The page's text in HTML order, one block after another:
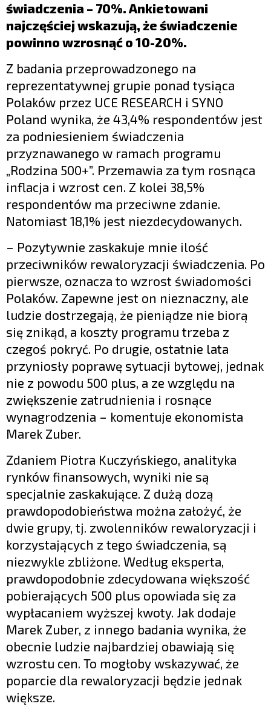
świadczenia – 70%. Ankietowani
najczęściej wskazują, że świadczenie
powinno wzrosnąć o 10-20%.
Z badania przeprowadzonego na
reprezentatywnej grupie ponad tysiąca
Polaków przez UCE RESEARCH i SYNO
Poland wynika, że 43,4% respondentów jest
za podniesieniem świadczenia
przyznawanego w ramach programu
„Rodzina 500+”. Przemawia za tym rosnąca
inflacja i wzrost cen. Z kolei 38,5%
respondentów ma przeciwne zdanie.
Natomiast 18,1% jest niezdecydowanych.
– Pozytywnie zaskakuje mnie ilość
przeciwników rewaloryzacji świadczenia. Po
pierwsze, oznacza to wzrost świadomości
Polaków. Zapewne jest on nieznaczny, ale
ludzie dostrzegają, że pieniądze nie biorą
się znikąd, a koszty programu trzeba z
czegoś pokryć. Po drugie, ostatnie lata
przyniosły poprawę sytuacji bytowej, jednak
nie z powodu 500 plus, a ze względu na
zwiększenie zatrudnienia i rosnące
wynagrodzenia – komentuje ekonomista
Marek Zuber.
Zdaniem Piotra Kuczyńskiego, analityka
rynków finansowych, wyniki nie są
specjalnie zaskakujące. Z dużą dozą
prawdopodobieństwa można założyć, że
dwie grupy, tj. zwolenników rewaloryzacji i
korzystających z tego świadczenia, są
niezwykle zbliżone. Według eksperta,
prawdopodobnie zdecydowana większość
pobierających 500 plus opowiada się za
wypłacaniem wyższej kwoty. Jak dodaje
Marek Zuber, z innego badania wynika, że
obecnie ludzie najbardziej obawiają się
wzrostu cen. To mogłoby wskazywać, że
poparcie dla rewaloryzacji będzie jednak
większe.